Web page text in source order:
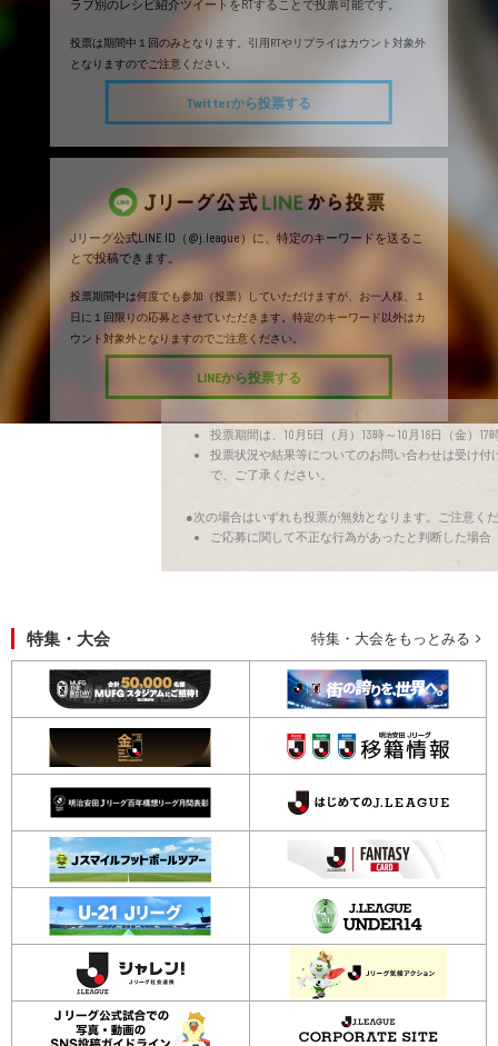
ラブ別のレシピ紹介ツイートをRTすることで投票可能です。
投票は期間中１回のみとなります。引用RTやリプライはカウント対象外
となりますのでご注意ください。
Twitterから投票する
Jリーグ公式LINE ID（@j.league）に、特定のキーワードを送るこ
とで投稿できます。
投票期間中は何度でも参加（投票）していただけますが、お一人様、１
日に１回限りの応募とさせていただきます。特定のキーワード以外はカ
ウント対象外となりますのでご注意ください。
LINEから投票する
投票期間は、10月5日（月）13時～10月16日（金）17
投票状況や結果等についてのお問い合わせは受け付
で、ご了承ください。
●次の場合はいずれも投票が無効となります。ご注意く
ご応募に関して不正な行為があったと判断した場合
特集・大会 特集・大会をもっとみる